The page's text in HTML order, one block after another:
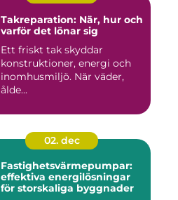
Takreparation: När, hur och
varför det lönar sig
Ett friskt tak skyddar
konstruktioner, energi och
inomhusmiljö. När väder,
ålde...
02. dec
Fastighetsvärmepumpar:
effektiva energilösningar
för storskaliga byggnader